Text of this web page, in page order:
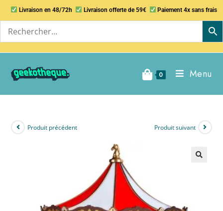
Livraison en 48/72h Livraison offerte de 59€ Paiement 4x sans frais
0 Menu
Produit précédent Produit suivant